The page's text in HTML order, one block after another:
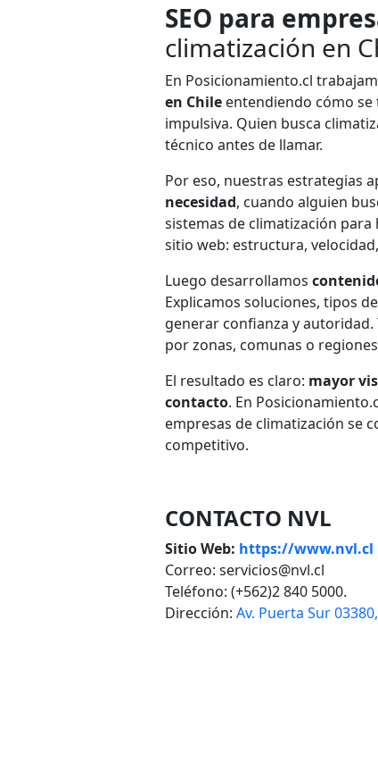
SEO para
climatización en
En Posicionamiento.cl
en Chile entendiendo cómo
impulsiva. Quien busca
técnico antes de llamar.
Por eso, nuestras estrategias
necesidad, cuando alguien
sistemas de climatización
sitio web: estructura,
Luego desarrollamos
Explicamos soluciones, tipos
generar confianza y autoridad.
por zonas, comunas o
El resultado es claro: mayor
contacto. En
empresas de climatización se
competitivo.
CONTACTO NVL
Sitio Web: https://www.nvl.cl
Correo: servicios@nvl.cl
Teléfono: (+562)2 840 5000.
Dirección:Av. Puerta Sur